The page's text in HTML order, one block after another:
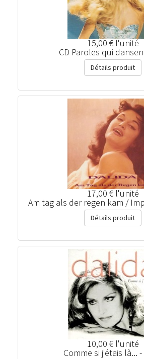
15,00 € l'unité
CD Paroles qui
Détails produit
17,00 € l'unité
Am tag als der regen kam /
Détails produit
10,00 € l'unité
Comme si j'étais là...